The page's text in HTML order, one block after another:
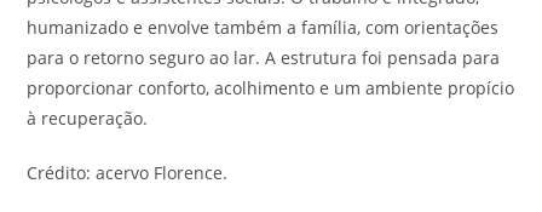
humanizado e envolve também a família, com orientações
para o retorno seguro ao lar. A estrutura foi pensada para
proporcionar conforto, acolhimento e um ambiente propício
à recuperação.
Crédito: acervo Florence.